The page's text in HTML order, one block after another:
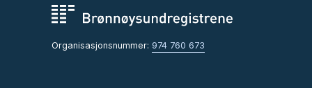
Organisasjonsnummer: 974 760 673